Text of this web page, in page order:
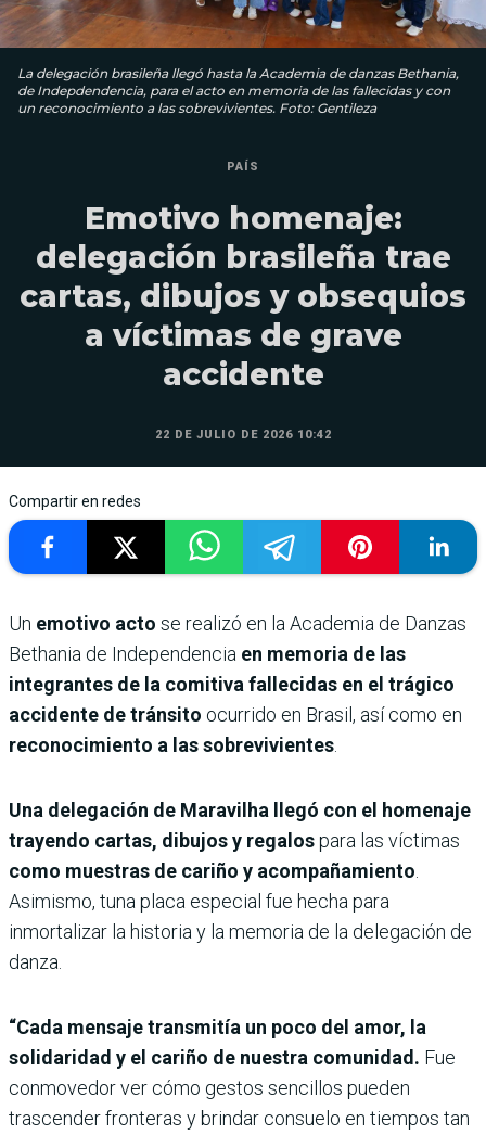
La delegación brasileña llegó hasta la Academia de danzas Bethania,
de Indepdendencia, para el acto en memoria de las fallecidas y con
un reconocimiento a las sobrevivientes. Foto: Gentileza
PAÍS
Emotivo homenaje:
delegación brasileña trae
cartas, dibujos y obsequios
a víctimas de grave
accidente
22 DE JULIO DE 2026 10:42
Compartir en redes
Un emotivo acto se realizó en la Academia de Danzas
Bethania de Independencia en memoria de las
integrantes de la comitiva fallecidas en el trágico
accidente de tránsito ocurrido en Brasil, así como en
reconocimiento a las sobrevivientes
Una delegación de Maravilha llegó con el homenaje
trayendo cartas, dibujos y regalospara las víctimas
como muestras de cariño y acompañamiento
Asimismo, tuna placa especial fue hecha para
inmortalizar la historia y la memoria de la delegación de
danza.
“Cada mensaje transmitía un poco del amor, la
solidaridad y el cariño de nuestra comunidad. Fue
conmovedor ver cómo gestos sencillos pueden
trascender fronteras y brindar consuelo en tiempos tan